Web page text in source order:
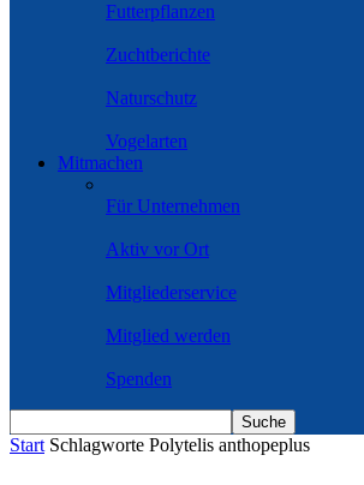
Futterpflanzen
Zuchtberichte
Naturschutz
Vogelarten
Mitmachen
Für Unternehmen
Aktiv vor Ort
Mitgliederservice
Mitglied werden
Spenden
Start Schlagworte Polytelis anthopeplus